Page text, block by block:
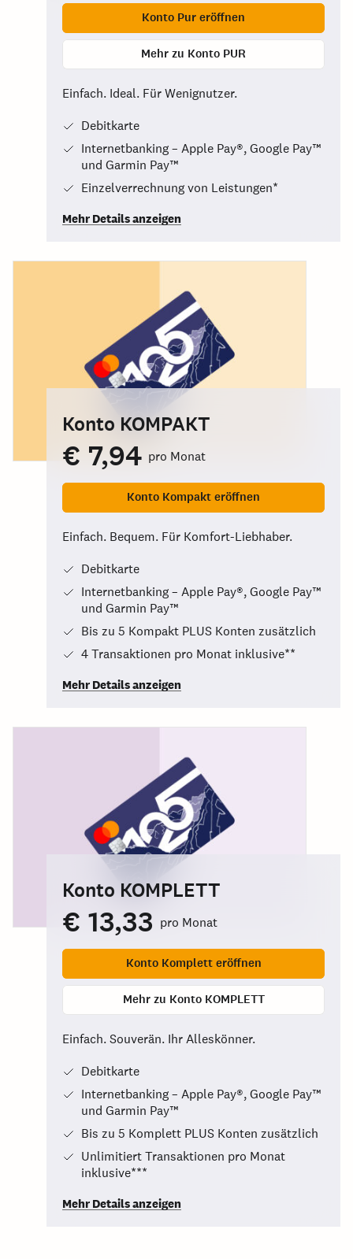
Konto Pur eröffnen
Mehr zu Konto PUR
Einfach. Ideal. Für Wenignutzer.
Debitkarte
Internetbanking – Apple Pay®, Google Pay™
und Garmin Pay™
Einzelverrechnung von Leistungen*
Mehr Details anzeigen
Konto KOMPAKT
€ 7,94 pro Monat
Konto Kompakt eröffnen
Einfach. Bequem. Für Komfort-Liebhaber.
Debitkarte
Internetbanking – Apple Pay®, Google Pay™
und Garmin Pay™
Bis zu 5 Kompakt PLUS Konten zusätzlich
4 Transaktionen pro Monat inklusive**
Mehr Details anzeigen
Konto KOMPLETT
€ 13,33 pro Monat
Konto Komplett eröffnen
Mehr zu Konto KOMPLETT
Einfach. Souverän. Ihr Alleskönner.
Debitkarte
Internetbanking – Apple Pay®, Google Pay™
und Garmin Pay™
Bis zu 5 Komplett PLUS Konten zusätzlich
Unlimitiert Transaktionen pro Monat
inklusive***
Mehr Details anzeigen